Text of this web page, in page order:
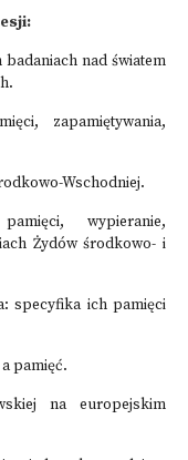
badaniach nad światem
zapamiętywania,
Wschodniej.
wypieranie,
Żydów środkowo- i
specyfika ich pamięci
pamięć.
na europejskim